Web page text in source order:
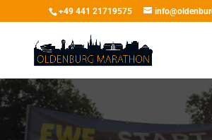
+49 441 21719575